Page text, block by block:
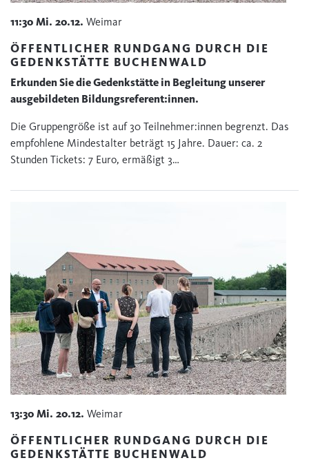
11:30 Mi. 20.12. Weimar
ÖFFENTLICHER RUNDGANG DURCH DIE
GEDENKSTÄTTE BUCHENWALD
Erkunden Sie die Gedenkstätte in Begleitung unserer
ausgebildeten Bildungsreferent:innen.
Die Gruppengröße ist auf 30 Teilnehmer:innen begrenzt. Das
empfohlene Mindestalter beträgt 15 Jahre. Dauer: ca. 2
Stunden Tickets: 7 Euro, ermäßigt 3…
13:30 Mi. 20.12. Weimar
ÖFFENTLICHER RUNDGANG DURCH DIE
GEDENKSTÄTTE BUCHENWALD